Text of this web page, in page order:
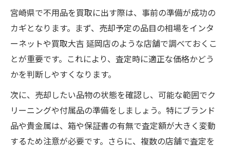
宮崎県で不用品を買取に出す際は、事前の準備が成功の
カギとなります。まず、売却予定の品目の相場をインタ
ーネットや買取大吉 延岡店のような店舗で調べておくこ
とが重要です。これにより、査定時に適正な価格かどう
かを判断しやすくなります。
次に、売却したい品物の状態を確認し、可能な範囲でク
リーニングや付属品の準備をしましょう。特にブランド
品や貴金属は、箱や保証書の有無で査定額が大きく変動
するため注意が必要です。さらに、複数の店舗で査定を